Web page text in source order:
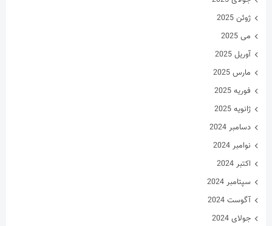
ژوئن 2025
می 2025
آوریل 2025
مارس 2025
فوریه 2025
ژانویه 2025
دسامبر 2024
نوامبر 2024
اکتبر 2024
سپتامبر 2024
آگوست 2024
جولای 2024